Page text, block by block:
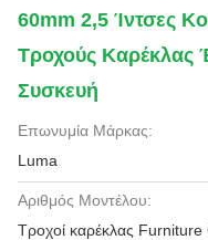
60mm 2,5 Ίντσες
Τροχούς Καρέκλας
Συσκευή
Επωνυμία Μάρκας:
Luma
Αριθμός Μοντέλου:
Τροχοί καρέκλας